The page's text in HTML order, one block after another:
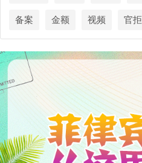
备案 金额 视频 官拒